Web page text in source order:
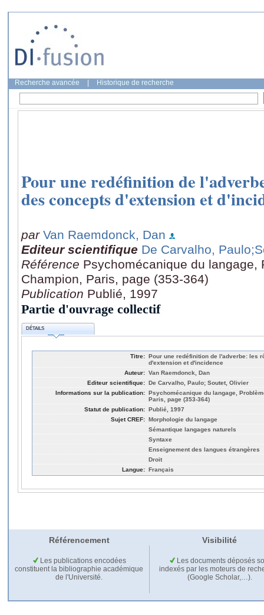
Recherche avancée Historique de recherche
Pour une redéfinition de
des concepts d'extension et
par Van Raemdonck, Dan
Editeur scientifique De Carvalho, Paulo
Référence Psychomécanique du langage,
Champion, Paris, page (353-364)
Publication Publié, 1997
Partie d'ouvrage collectif
DÉTAILS
Titre: Pour une redéfinition de l'adverbe: les
d'extension et d'incidence
Auteur: Van Raemdonck, Dan
Editeur scientifique: De Carvalho, Paulo; Soutet, Olivier
Informations sur la publication: Psychomécanique du langage,
Paris, page (353-364)
Statut de publication: Publié, 1997
Sujet CREF: Morphologie du langage
Sémantique langages naturels
Syntaxe
Enseignement des langues étrangères
Droit
Langue: Français
Référencement Visibilité
Les publications encodées
constituent la bibliographie académique
de l'Université.
Les documents déposés
indexés par les moteurs de
(Google Scholar,…).